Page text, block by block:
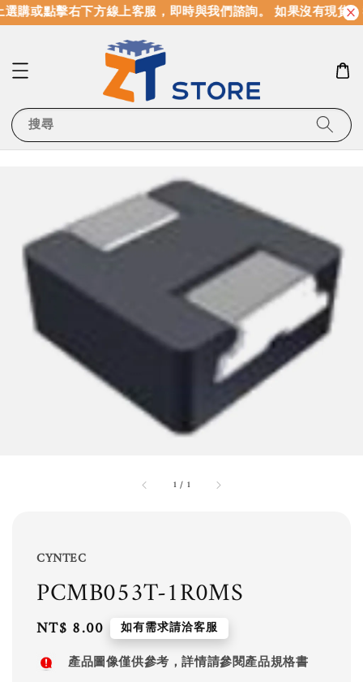
購或點擊右下方線上客服，即時與我們諮詢。 如果沒有現貨
搜尋
1 / 1
CYNTEC
PCMB053T-1R0MS
Regular
price
NT$ 8.00 如有需求請洽客服
產品圖像僅供參考，詳情請參閱產品規格書